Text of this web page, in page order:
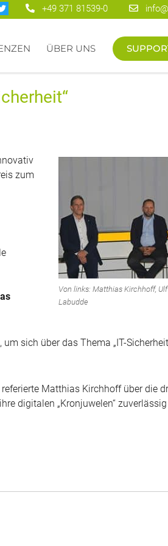
+49 371 81539-0
ÜBER UNS
Von links: Matthias Kirchhoff,
Labudde
zum
sich über das Thema „IT-
Matthias Kirchhoff über die
digitalen „Kronjuwelen“